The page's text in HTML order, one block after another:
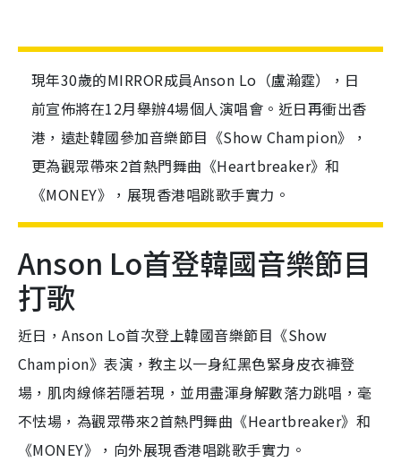
現年30歲的MIRROR成員Anson Lo（盧瀚霆），日
前宣佈將在12月舉辦4場個人演唱會。近日再衝出香
港，遠赴韓國參加音樂節目《Show Champion》，
更為觀眾帶來2首熱門舞曲《Heartbreaker》和
《MONEY》，展現香港唱跳歌手實力。
Anson Lo首登韓國音樂節目
打歌
近日，Anson Lo首次登上韓國音樂節目《Show
Champion》表演，教主以一身紅黑色緊身皮衣褲登
場，肌肉線條若隱若現，並用盡渾身解數落力跳唱，毫
不怯場，為觀眾帶來2首熱門舞曲《Heartbreaker》和
《MONEY》，向外展現香港唱跳歌手實力。